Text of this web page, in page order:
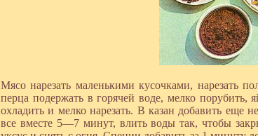
Мясо нарезать маленькими кусочками, нарезать
перца подержать в горячей воде, мелко
охладить и мелко нарезать. В казан добавить еще
все вместе 5—7 минут, влить воды так, чтобы